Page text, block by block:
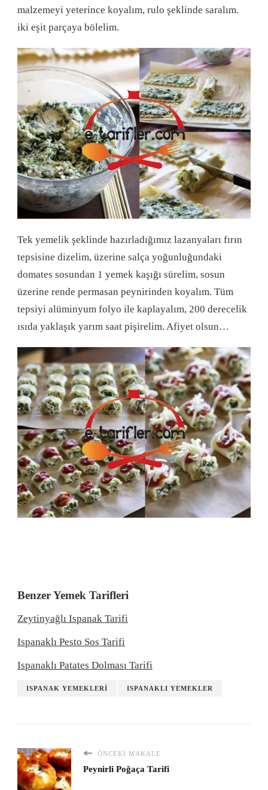
malzemeyi yeterince koyalım, rulo şeklinde saralım.
iki eşit parçaya bölelim.
Tek yemelik şeklinde hazırladığımız lazanyaları fırın
tepsisine dizelim, üzerine salça yoğunluğundaki
domates sosundan 1 yemek kaşığı sürelim, sosun
üzerine rende permasan peynirinden koyalım. Tüm
tepsiyi alüminyum folyo ile kaplayalım, 200 derecelik
ısıda yaklaşık yarım saat pişirelim. Afiyet olsun…
Benzer Yemek Tarifleri
Zeytinyağlı Ispanak Tarifi
Ispanaklı Pesto Sos Tarifi
Ispanaklı Patates Dolması Tarifi
ISPANAK YEMEKLERI ISPANAKLI YEMEKLER
ÖNCEKI MAKALE
Peynirli Poğaça Tarifi